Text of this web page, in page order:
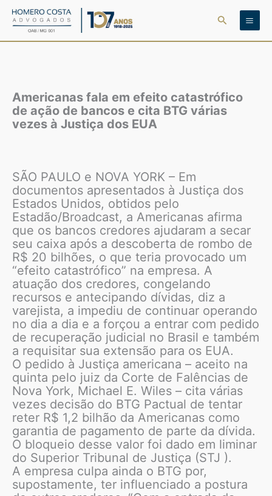
para
Pesquisar
Americanas fala em efeito catastrófico
de ação de bancos e cita BTG várias
vezes à Justiça dos EUA
SÃO PAULO e NOVA YORK – Em
documentos apresentados à Justiça dos
Estados Unidos, obtidos pelo
Estadão/Broadcast, a Americanas afirma
que os bancos credores ajudaram a secar
seu caixa após a descoberta de rombo de
R$ 20 bilhões, o que teria provocado um
“efeito catastrófico” na empresa. A
atuação dos credores, congelando
recursos e antecipando dívidas, diz a
varejista, a impediu de continuar operando
no dia a dia e a forçou a entrar com pedido
de recuperação judicial no Brasil e também
a requisitar sua extensão para os EUA.
O pedido à Justiça americana – aceito na
quinta pelo juiz da Corte de Falências de
Nova York, Michael E. Wiles – cita várias
vezes decisão do BTG Pactual de tentar
reter R$ 1,2 bilhão da Americanas como
garantia de pagamento de parte da dívida.
O bloqueio desse valor foi dado em liminar
do Superior Tribunal de Justiça (STJ ).
A empresa culpa ainda o BTG por,
supostamente, ter influenciado a postura